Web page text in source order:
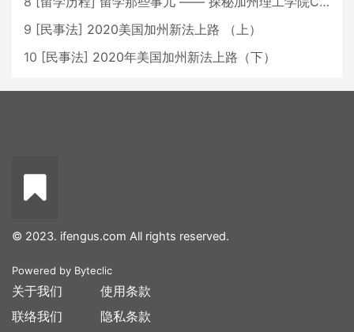
9 [民事法] 2020美国加州新法上路 （上）
10 [民事法] 2020年美国加州新法上路（下）
© 2023. ifengus.com All rights reserved.
Powered by Byteclic
关于我们
联络我们
使用条款
隐私条款